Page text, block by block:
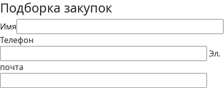
Подборка закупок
Имя
Телефон
Эл.
почта